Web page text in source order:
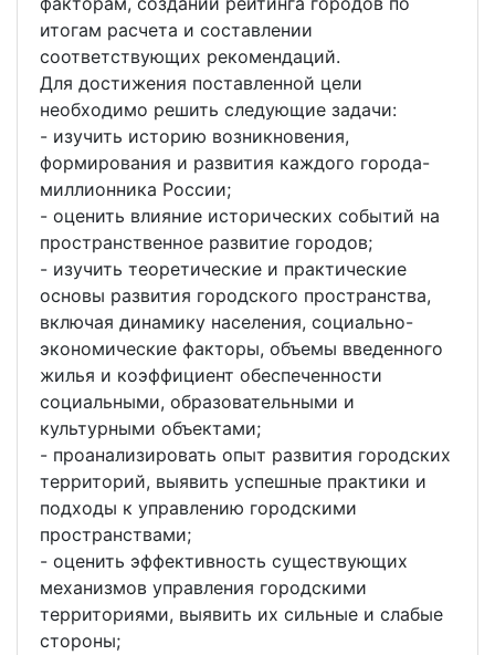
итогам расчета и составлении
соответствующих рекомендаций.
Для достижения поставленной цели
необходимо решить следующие задачи:
- изучить историю возникновения,
формирования и развития каждого города-
миллионника России;
- оценить влияние исторических событий на
пространственное развитие городов;
- изучить теоретические и практические
основы развития городского пространства,
включая динамику населения, социально-
экономические факторы, объемы введенного
жилья и коэффициент обеспеченности
социальными, образовательными и
культурными объектами;
- проанализировать опыт развития городских
территорий, выявить успешные практики и
подходы к управлению городскими
пространствами;
- оценить эффективность существующих
механизмов управления городскими
территориями, выявить их сильные и слабые
стороны;